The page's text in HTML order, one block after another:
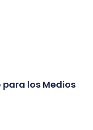
los Medios